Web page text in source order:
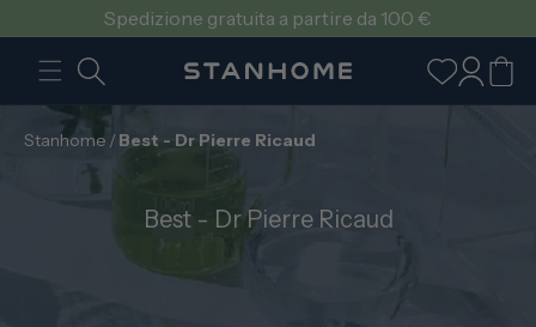
DIRETTAMENTESpedizione gratuita a partire da 100 €
Accedi
Carrello
Stanhome / Best - Dr Pierre Ricaud
C
l
Best - Dr Pierre Ricaud